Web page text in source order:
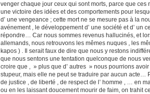
venger chaque jour ceux qui sont morts, parce que ces
une victoire des idées et des comportements pour
d’ une vengeance ; cette mort ne se mesure pas à la
avénement , le développement d’ une société et d’ un
répondre… Car nous sommes revenus hallucinés, et
allemands, nous retrouvons les mêmes nuques , les
kapos ) . Il serait faux de dire que nous y restons
que nous sentons une tentation quelconque de nous
croire que , » plus que d’ autres » nous pourrions
stupeur, mais elle ne peut se traduire par aucun acte…
de justice , de liberté , de respect de l’ homme , … en
ou en les laissant doucement mourir de faim, on trahit